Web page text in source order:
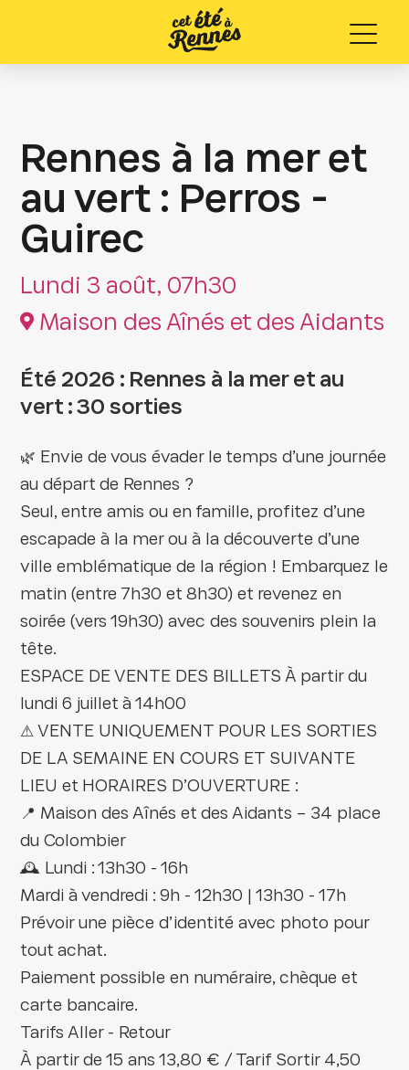
Menu
Rennes à la mer et
au vert : Perros -
Guirec
Lundi 3 août, 07h30
Maison des Aînés et des Aidants
Été 2026 : Rennes à la mer et au
vert : 30 sorties
🌿 Envie de vous évader le temps d’une journée
au départ de Rennes ?
Seul, entre amis ou en famille, profitez d’une
escapade à la mer ou à la découverte d’une
ville emblématique de la région ! Embarquez le
matin (entre 7h30 et 8h30) et revenez en
soirée (vers 19h30) avec des souvenirs plein la
tête.
ESPACE DE VENTE DES BILLETS À partir du
lundi 6 juillet à 14h00
⚠ VENTE UNIQUEMENT POUR LES SORTIES
DE LA SEMAINE EN COURS ET SUIVANTE
LIEU et HORAIRES D’OUVERTURE :
📍 Maison des Aînés et des Aidants – 34 place
du Colombier
🕰️ Lundi : 13h30 - 16h
Mardi à vendredi : 9h - 12h30 | 13h30 - 17h
Prévoir une pièce d’identité avec photo pour
tout achat.
Paiement possible en numéraire, chèque et
carte bancaire.
Tarifs Aller - Retour
À partir de 15 ans 13,80 € / Tarif Sortir 4,50